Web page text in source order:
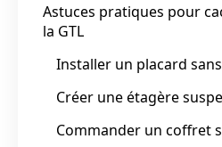
Astuces pratiques pour
la GTL
Installer un placard
Créer une étagère
Commander un coffret